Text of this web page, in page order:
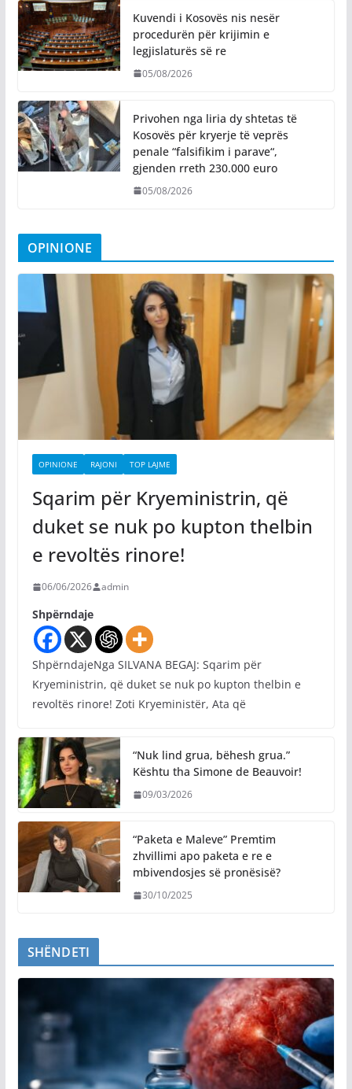
Kuvendi i Kosovës nis nesër
procedurën për krijimin e
legjislaturës së re
05/08/2026
Privohen nga liria dy shtetas të
Kosovës për kryerje të veprës
penale “falsifikim i parave“,
gjenden rreth 230.000 euro
05/08/2026
OPINIONE
OPINIONE RAJONI TOP LAJME
Sqarim për Kryeministrin, që
duket se nuk po kupton thelbin
e revoltës rinore!
06/06/2026 admin
Shpërndaje
ShpërndajeNga SILVANA BEGAJ: Sqarim për
Kryeministrin, që duket se nuk po kupton thelbin e
revoltës rinore! Zoti Kryeministër, Ata që
“Nuk lind grua, bëhesh grua.”
Kështu tha Simone de Beauvoir!
09/03/2026
“Paketa e Maleve” Premtim
zhvillimi apo paketa e re e
mbivendosjes së pronësisë?
30/10/2025
SHËNDETI